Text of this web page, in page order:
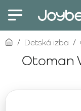
Otoman
homeDetská izba